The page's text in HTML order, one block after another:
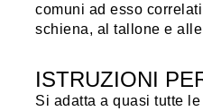
comuni ad esso
schiena, al tallone e
ISTRUZIONI
Si adatta a quasi tutte